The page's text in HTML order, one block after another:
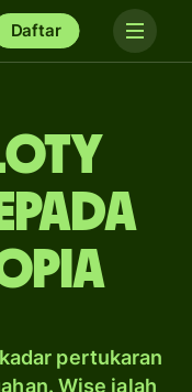
Daftar
pertukaran
Wise ialah